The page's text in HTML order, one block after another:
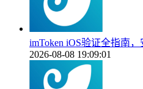
imToken iOS验证全指南
2026-08-08 19:09:01